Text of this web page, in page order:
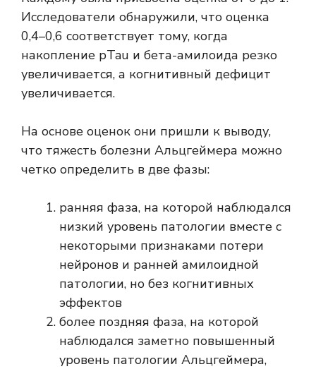
Исследователи обнаружили, что оценка
0,4–0,6 соответствует тому, когда
накопление pTau и бета-амилоида резко
увеличивается, а когнитивный дефицит
увеличивается.
На основе оценок они пришли к выводу,
что тяжесть болезни Альцгеймера можно
четко определить в две фазы:
ранняя фаза, на которой наблюдался
низкий уровень патологии вместе с
некоторыми признаками потери
нейронов и ранней амилоидной
патологии, но без когнитивных
эффектов
более поздняя фаза, на которой
наблюдался заметно повышенный
уровень патологии Альцгеймера,